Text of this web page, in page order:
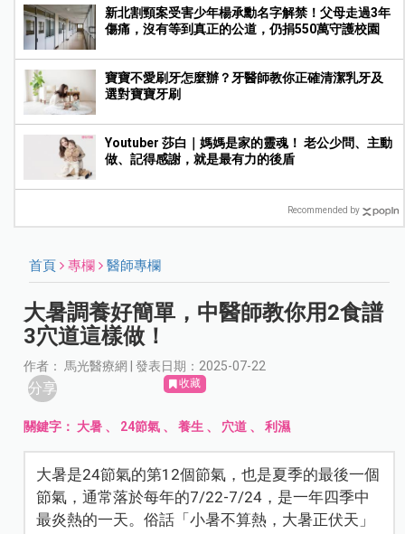
新北割頸案受害少年楊承勳名字解禁！父母走過3年
傷痛，沒有等到真正的公道，仍捐550萬守護校園
寶寶不愛刷牙怎麼辦？牙醫師教你正確清潔乳牙及
選對寶寶牙刷
Youtuber 莎白｜媽媽是家的靈魂！ 老公少問、主動
做、記得感謝，就是最有力的後盾
Recommended by
首頁 專欄 醫師專欄
大暑調養好簡單，中醫師教你用2食譜
3穴道這樣做！
作者： 馬光醫療網 | 發表日期：2025-07-22
分享 收藏
關鍵字： 大暑 、 24節氣 、養生 、 穴道 、利濕
大暑是24節氣的第12個節氣，也是夏季的最後一個
節氣，通常落於每年的7/22-7/24，是一年四季中
最炎熱的一天。俗話「小暑不算熱，大暑正伏天」